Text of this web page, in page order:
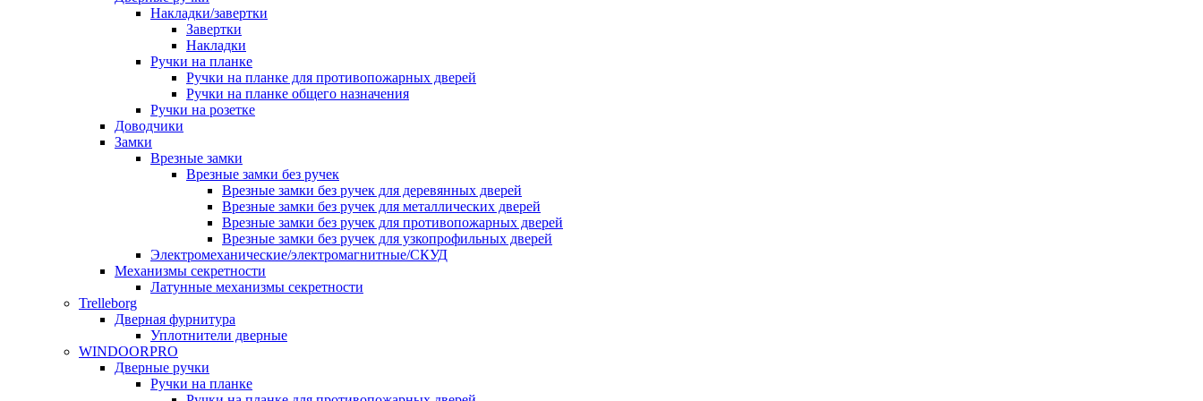
Накладки/завертки
Завертки
Накладки
Ручки на планке
Ручки на планке для противопожарных дверей
Ручки на планке общего назначения
Ручки на розетке
Доводчики
Замки
Врезные замки
Врезные замки без ручек
Врезные замки без ручек для деревянных дверей
Врезные замки без ручек для металлических дверей
Врезные замки без ручек для противопожарных дверей
Врезные замки без ручек для узкопрофильных дверей
Электромеханические/электромагнитные/СКУД
Механизмы секретности
Латунные механизмы секретности
Trelleborg
Дверная фурнитура
Уплотнители дверные
WINDOORPRO
Дверные ручки
Ручки на планке